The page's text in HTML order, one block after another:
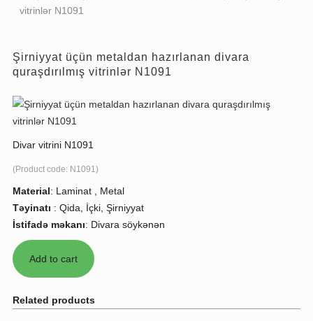
vitrinlər N1091
Şirniyyat üçün metaldan hazırlanan divara
quraşdırılmış vitrinlər N1091
Divar vitrini N1091
(Product code: N1091)
Material: Laminat , Metal
Təyinatı : Qida, İçki, Şirniyyat
İstifadə məkanı: Divara söykənən
Related products